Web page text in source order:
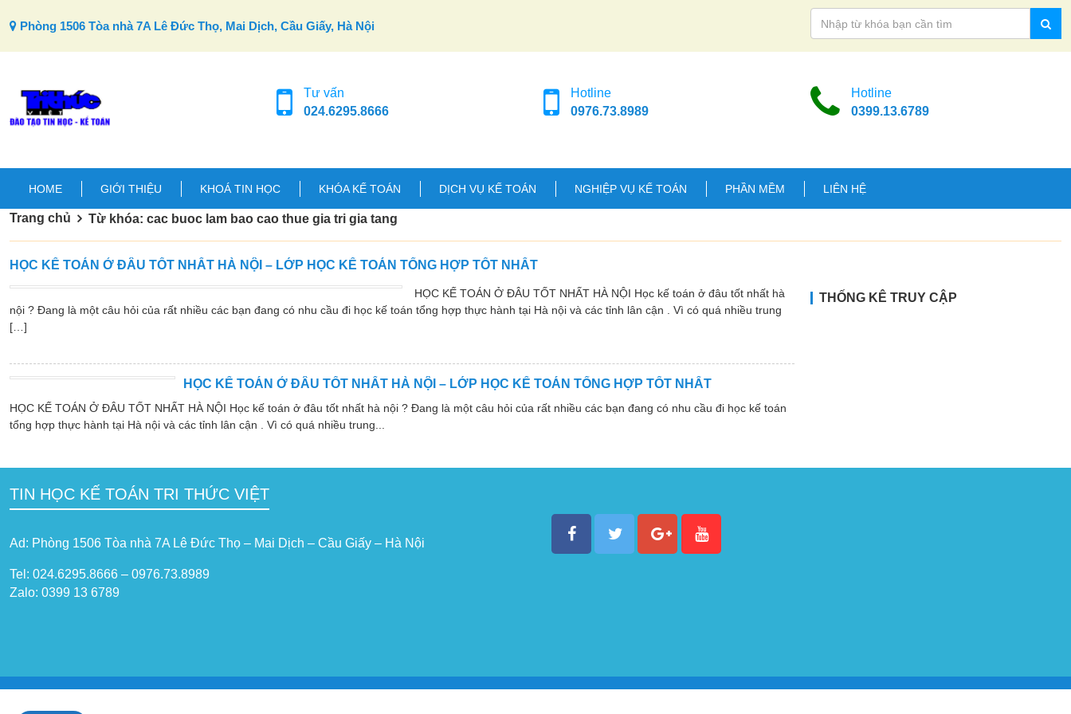
Phòng 1506 Tòa nhà 7A Lê Đức Thọ, Mai Dịch, Cầu Giấy, Hà Nội
Tư vấn
024.6295.8666
Hotline
0976.73.8989
Hotline
0399.13.6789
HOME GIỚI THIỆU KHOÁ TIN HỌC KHÓA KẾ TOÁN DỊCH VỤ KẾ TOÁN NGHIỆP VỤ KẾ TOÁN PHẦN MỀM LIÊN HỆ
Trang chủ Từ khóa: cac buoc lam bao cao thue gia tri gia tang
HỌC KẾ TOÁN Ở ĐÂU TỐT NHẤT HÀ NỘI – LỚP HỌC KẾ TOÁN TỔNG HỢP TỐT NHẤT
HỌC KẾ TOÁN Ở ĐÂU TỐT NHẤT HÀ NỘI Học kế toán ở đâu tốt nhất hà
nội ? Đang là một câu hỏi của rất nhiều các bạn đang có nhu cầu đi học kế toán tổng hợp thực hành tại Hà nội và các tỉnh lân cận . Vì có quá nhiều trung
[…]
HỌC KẾ TOÁN Ở ĐÂU TỐT NHẤT HÀ NỘI – LỚP HỌC KẾ TOÁN TỔNG HỢP TỐT NHẤT
HỌC KẾ TOÁN Ở ĐÂU TỐT NHẤT HÀ NỘI Học kế toán ở đâu tốt nhất hà nội ? Đang là một câu hỏi của rất nhiều các bạn đang có nhu cầu đi học kế toán
tổng hợp thực hành tại Hà nội và các tỉnh lân cận . Vì có quá nhiều trung...
THỐNG KÊ TRUY CẬP
TIN HỌC KẾ TOÁN TRI THỨC VIỆT
Ad: Phòng 1506 Tòa nhà 7A Lê Đức Thọ – Mai Dịch – Cầu Giấy – Hà Nội
Tel: 024.6295.8666 – 0976.73.8989
Zalo: 0399 13 6789